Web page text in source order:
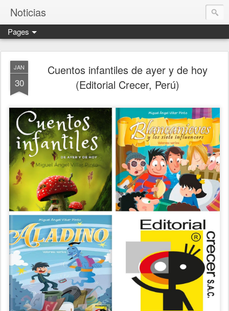
Noticias
Pages
JAN
30
Cuentos infantiles de ayer y de hoy
(Editorial Crecer, Perú)